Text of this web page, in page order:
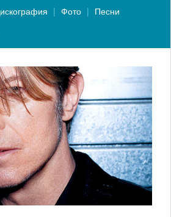
Фото
Песни